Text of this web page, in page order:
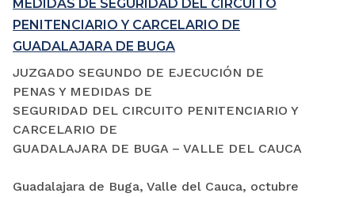
MEDIDAS DE SEGURIDAD DEL CIRCUITO
PENITENCIARIO Y CARCELARIO DE
GUADALAJARA DE BUGA
JUZGADO SEGUNDO DE EJECUCIÓN DE
PENAS Y MEDIDAS DE
SEGURIDAD DEL CIRCUITO PENITENCIARIO Y
CARCELARIO DE
GUADALAJARA DE BUGA – VALLE DEL CAUCA
Guadalajara de Buga, Valle del Cauca, octubre